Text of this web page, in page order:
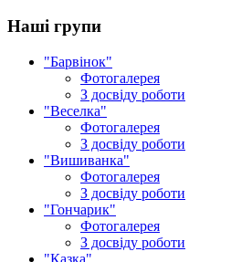
Наші групи
"Барвінок"
Фотогалерея
З досвіду роботи
"Веселка"
Фотогалерея
З досвіду роботи
"Вишиванка"
Фотогалерея
З досвіду роботи
"Гончарик"
Фотогалерея
З досвіду роботи
"Казка"